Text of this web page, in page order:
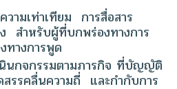
ามเท่าเทียม การสื่อสาร
สำหรับผู้ที่บกพร่องทางการ
ทางการพูด
นกจกรรมตามภารกิจ ที่บัญญัติ
สรรคลื่นความถี่ และกำกับการ